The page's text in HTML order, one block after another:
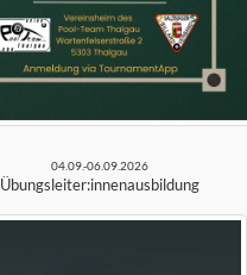
04.09.-06.09.2026
Übungsleiter:innenausbildung